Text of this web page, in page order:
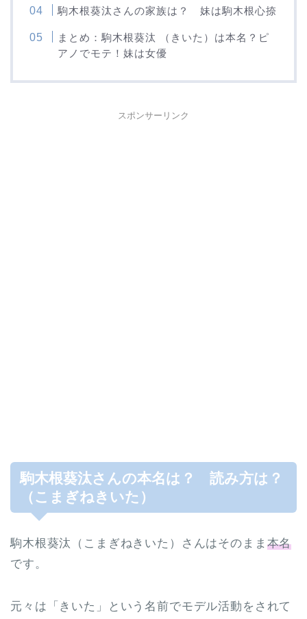
駒木根葵汰さんの家族は？ 妹は駒木根心捺
まとめ：駒木根葵汰 （きいた）は本名？ピ
アノでモテ！妹は女優
スポンサーリンク
駒木根葵汰さんの本名は？ 読み方は？
（こまぎねきいた）
駒木根葵汰（こまぎねきいた）さんはそのまま 本名
です。
元々は「きいた」という名前でモデル活動をされて